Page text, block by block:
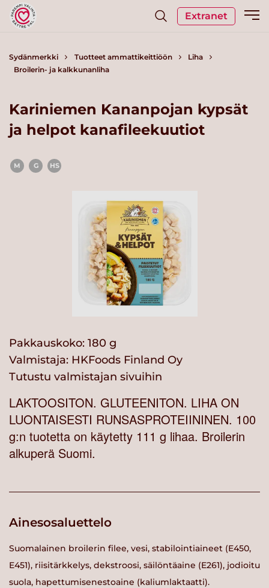
Extranet
Sydänmerkki Tuotteet ammattikeittiöön
Liha
Broilerin- ja kalkkunanliha
Kariniemen Kananpojan kypsät
ja helpot kanafileekuutiot
M G HS
Pakkauskoko: 180 g
Valmistaja: HKFoods Finland Oy
Tutustu valmistajan sivuihin
LAKTOOSITON. GLUTEENITON. LIHA ON
LUONTAISESTI RUNSASPROTEIININEN. 100
g:n tuotetta on käytetty 111 g lihaa. Broilerin
alkuperä Suomi.
Ainesosaluettelo
Suomalainen broilerin filee, vesi, stabilointiaineet (E450,
E451), riisitärkkelys, dekstroosi, säilöntäaine (E261), jodioitu
suola, hapettumisenestoaine (kaliumlaktaatti).